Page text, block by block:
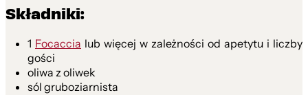
Składniki:
1 Focaccia lub więcej w zależności od apetytu i liczby
gości
oliwa z oliwek
sól gruboziarnista